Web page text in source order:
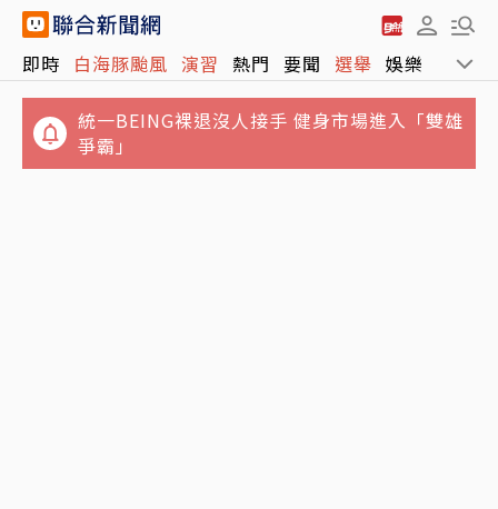
即時 白海豚颱風 演習 熱門 要聞 選舉 娛樂 運動
統一BEING裸退沒人接手 健身市場進入「雙雄
爭霸」